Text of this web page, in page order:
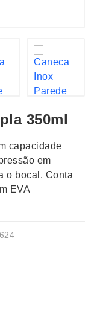
350ml
capacidade
em
o bocal. Conta
EVA